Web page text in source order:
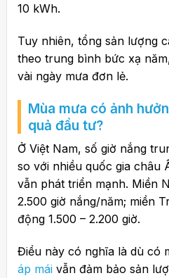
10 kWh.
Tuy nhiên, tổng sản lượng
theo trung bình bức xạ
vài ngày mưa đơn lẻ.
Mùa mưa có ảnh
quả đầu tư?
Ở Việt Nam, số giờ nắng
so với nhiều quốc gia châu
vẫn phát triển mạnh. Miền
2.500 giờ nắng/năm; miền
động 1.500 – 2.200 giờ.
Điều này có nghĩa là dù có
áp máivẫn đảm bảo sản